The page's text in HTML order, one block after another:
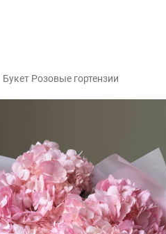
Букет Розовые гортензии